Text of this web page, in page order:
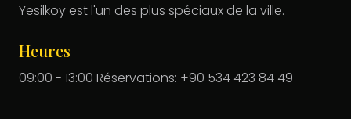
Yesilkoy est l'un des plus spéciaux de la ville.
Heures
09:00 - 13:00 Réservations: +90 534 423 84 49